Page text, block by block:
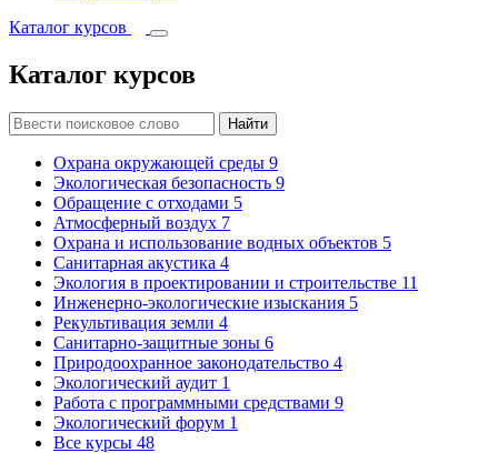
Каталог курсов
Каталог курсов
Найти
Охрана окружающей среды 9
Экологическая безопасность 9
Обращение с отходами 5
Атмосферный воздух 7
Охрана и использование водных объектов 5
Санитарная акустика 4
Экология в проектировании и строительстве 11
Инженерно-экологические изыскания 5
Рекультивация земли 4
Санитарно-защитные зоны 6
Природоохранное законодательство 4
Экологический аудит 1
Работа с программными средствами 9
Экологический форум 1
Все курсы 48